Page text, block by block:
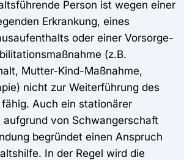
Person ist wegen einer
Erkrankung, eines
oder einer Vorsorge-
(z.B.
Mutter-Kind-Maßnahme,
nicht zur Weiterführung des
Auch ein stationärer
aufgrund von Schwangerschaft
begründet einen Anspruch
In der Regel wird die